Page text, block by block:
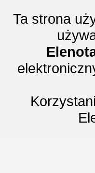
Ta strona